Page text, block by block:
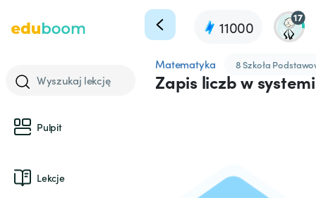
11000
17
Wyszukaj lekcję
Pulpit
Lekcje
Matematyka 8 Szkoła
Zapis liczb w